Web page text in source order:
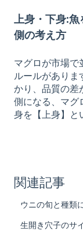
上身・下身:
側の考え方
マグロが市場で
ルールがありま
かり、品質の差
側になる、マグ
身を【上身】と
関連記事
ウニの旬と種類
生開き穴子のサ